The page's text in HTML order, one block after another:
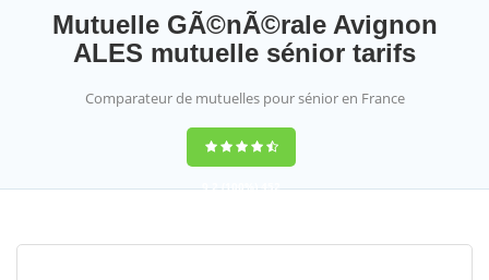
Mutuelle GÃ©nÃ©rale Avignon
ALES mutuelle sénior tarifs
Comparateur de mutuelles pour sénior en France
9,2(100%)452